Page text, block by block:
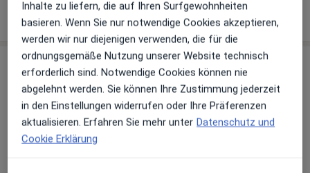
Mehr Details anzeigen
über die Adresse
Erfahrungen
Bewerten
Inhalte zu liefern, die auf Ihren Surfgewohnheiten
basieren. Wenn Sie nur notwendige Cookies akzeptieren,
werden wir nur diejenigen verwenden, die für die
ordnungsgemäße Nutzung unserer Website technisch
erforderlich sind. Notwendige Cookies können nie
abgelehnt werden. Sie können Ihre Zustimmung jederzeit
in den Einstellungen widerrufen oder Ihre Präferenzen
aktualisieren. Erfahren Sie mehr unter Datenschutz und
Cookie Erklärung